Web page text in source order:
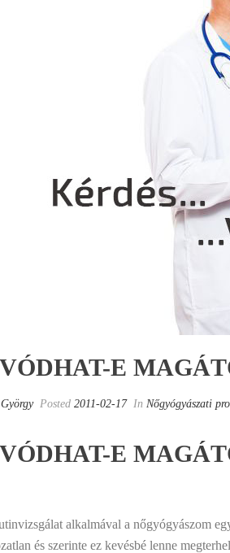
E
Posted 2011-02-17 In Nőgyógyászati
E
alkalmával a nőgyógyászom
és szerinte ez kevésbé lenne